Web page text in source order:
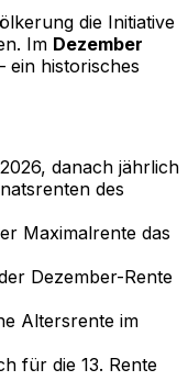
die Initiative
Im Dezember
ein historisches
danach jährlich
des
Maximalrente das
Dezember-Rente
Altersrente im
für die 13. Rente